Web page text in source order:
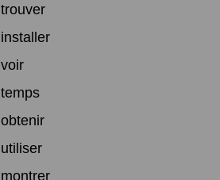
trouver
installer
voir
temps
obtenir
utiliser
montrer